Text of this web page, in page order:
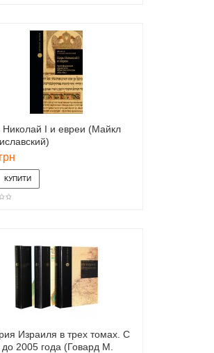
Николай I и евреи (Майкл
Израиля в трех томах. С
2005 года (Говард М.